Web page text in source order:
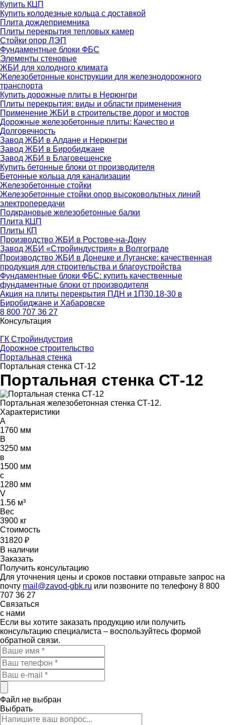
Купить КЦП
Купить колодезные кольца с доставкой
Плита дождеприемника
Плиты перекрытия тепловых камер
Стойки опор ЛЭП
Фундаментные блоки ФБС
Элементы стеновые
ЖБИ для холодного климата
Железобетонные конструкции для железнодорожного
транспорта
Купить дорожные плиты в Нерюнгри
Плиты перекрытия: виды и области применения
Применение ЖБИ в строительстве дорог и мостов
Дорожные железобетонные плиты: Качество и
Долговечность
Завод ЖБИ в Алдане и Нерюнгри
Завод ЖБИ в Биробиджане
Завод ЖБИ в Благовещенске
Купить бетонные блоки от производителя
Бетонные кольца для канализации
Железобетонные стойки
Железобетонные стойки опор высоковольтных линий
электропередачи
Подкрановые железобетонные балки
Плита КЦП
Плиты КП
Производство ЖБИ в Ростове-на-Дону
Завод ЖБИ «Стройиндустрия» в Волгограде
Производство ЖБИ в Донецке и Луганске: качественная
продукция для строительства и благоустройства
Фундаментные блоки ФБС: купить качественные
фундаментные блоки от производителя
Акция на плиты перекрытия ПДН и 1П30.18-30 в
Биробиджане и Хабаровске
8 800 707 36 27
Консультация
ГК Стройиндустрия
Дорожное строительство
Портальная стенка
Портальная стенка СТ-12
Портальная стенка СТ-12
Портальная железобетонная стенка СТ-12.
Характеристики
A
1760 мм
B
3250 мм
в
1500 мм
c
1280 мм
V
1.56 м³
Вес
3900 кг
Стоимость
31820 ₽
В наличии
Заказать
Получить консультацию
Для уточнения цены и сроков поставки отправьте запрос на
почту mail@zavod-gbk.ru или позвоните по телефону 8 800
707 36 27
Связаться
с нами
Если вы хотите заказать продукцию или получить
консультацию специалиста – воспользуйтесь формой
обратной связи.
Файл не выбран
Выбрать